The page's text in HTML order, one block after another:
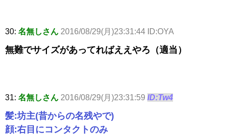
30: 名無しさん 2016/08/29(月)23:31:44 ID:OYA
無難でサイズがあってればええやろ（適当）
31: 名無しさん 2016/08/29(月)23:31:59 ID:Tw4
髪:坊主(昔からの名残やで)
顔:右目にコンタクトのみ